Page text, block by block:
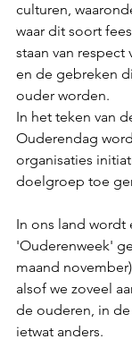
culturen,
waar dit soort
staan van
en de gebreken
ouder worden.
In het teken van
Ouderendag
organisaties
doelgroep toe
In ons land wordt
'Ouderenweek'
maand
alsof we zoveel
de ouderen, in
ietwat anders.